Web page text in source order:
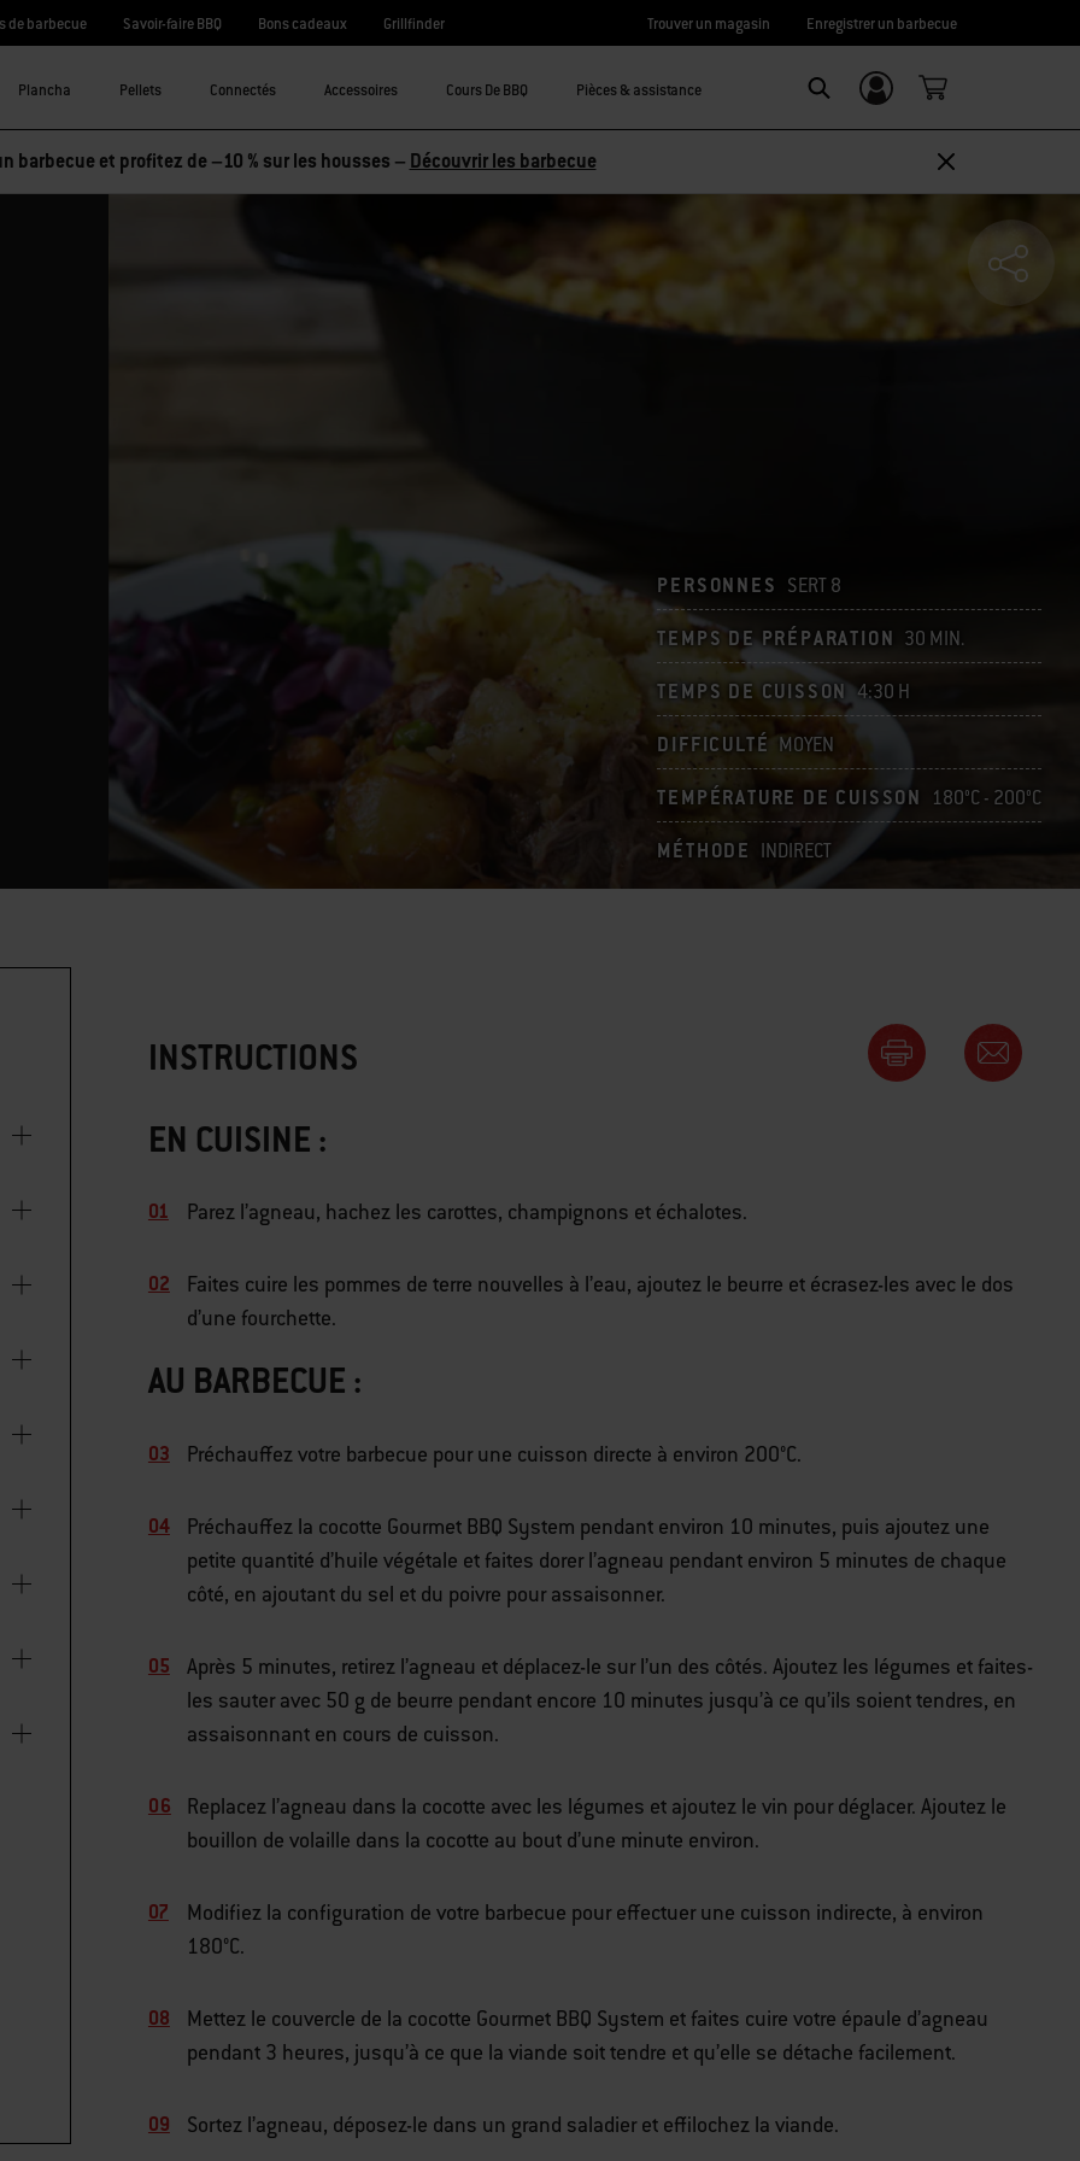
de barbecue Savoir-faire BBQ Bons cadeaux Grillfinder Trouver un magasin Enregistrer un barbecue
Plancha Pellets Connectés Accessoires Cours De BBQ Pièces & assistance
Se connecter/
S’inscrire
barbecue et profitez de –10 % sur les housses – Découvrir les barbecue
PERSONNES SERT 8
TEMPS DE PRÉPARATION 30 MIN.
TEMPS DE CUISSON 4:30 H
DIFFICULTÉ MOYEN
TEMPÉRATURE DE CUISSON 180°C - 200°C
MÉTHODE INDIRECT
INSTRUCTIONS
EN CUISINE :
Parez l’agneau, hachez les carottes, champignons et échalotes.
Faites cuire les pommes de terre nouvelles à l’eau, ajoutez le beurre et écrasez-les avec le dos
d’une fourchette.
AU BARBECUE :
Préchauffez votre barbecue pour une cuisson directe à environ 200°C.
Préchauffez la cocotte Gourmet BBQ System pendant environ 10 minutes, puis ajoutez une
petite quantité d’huile végétale et faites dorer l’agneau pendant environ 5 minutes de chaque
côté, en ajoutant du sel et du poivre pour assaisonner.
Après 5 minutes, retirez l’agneau et déplacez-le sur l’un des côtés. Ajoutez les légumes et faites-
les sauter avec 50 g de beurre pendant encore 10 minutes jusqu’à ce qu’ils soient tendres, en
assaisonnant en cours de cuisson.
Replacez l’agneau dans la cocotte avec les légumes et ajoutez le vin pour déglacer. Ajoutez le
bouillon de volaille dans la cocotte au bout d’une minute environ.
Modifiez la configuration de votre barbecue pour effectuer une cuisson indirecte, à environ
180°C.
Mettez le couvercle de la cocotte Gourmet BBQ System et faites cuire votre épaule d’agneau
pendant 3 heures, jusqu’à ce que la viande soit tendre et qu’elle se détache facilement.
Sortez l’agneau, déposez-le dans un grand saladier et effilochez la viande.